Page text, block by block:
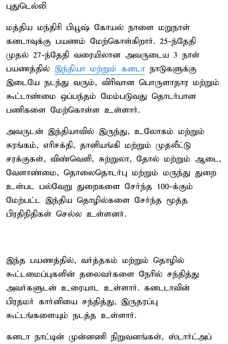
புதுடெல்லி
மத்திய மந்திரி பியூஷ் கோயல் நாளை மறுநாள்
கனடாவுக்கு பயணம் மேற்கொள்கிறார். 25-ந்தேதி
முதல் 27-ந்தேதி வரையிலான அவருடைய 3 நாள்
பயணத்தில் இந்தியா மற்றும் கனடா நாடுகளுக்கு
இடையே நடந்து வரும், விரிவான பொருளாதார மற்றும்
கூட்டாண்மை ஒப்பந்தம் மேம்படுவது தொடர்பான
பணிகளை மேற்கொள்ள உள்ளார்.
அவருடன் இந்தியாவில் இருந்து, உலோகம் மற்றும்
சுரங்கம், எரிசக்தி, தானியங்கி மற்றும் முதலீட்டு
சரக்குகள், விண்வெளி, சுற்றுலா, தோல் மற்றும் ஆடை,
வேளாண்மை, தொலைதொடர்பு மற்றும் மருந்து துறை
உள்பட பல்வேறு துறைகளை சேர்ந்த 100-க்கும்
மேற்பட்ட இந்திய தொழில்களை சேர்ந்த மூத்த
பிரதிநிதிகள் செல்ல உள்ளனர்.
இந்த பயணத்தில், வர்த்தகம் மற்றும் தொழில்
கூட்டமைப்புகளின் தலைவர்களை நேரில் சந்தித்து
அவர்களுடன் உரையாட உள்ளார். கனடடாவின்
பிரதமர் கார்னியை சந்தித்து, இருதரப்பு
கூட்டங்களையும் நடத்த உள்ளார்.
கனடா நாட்டின் முன்னணி நிறுவனங்கள், ஸ்டார்ட்அப்